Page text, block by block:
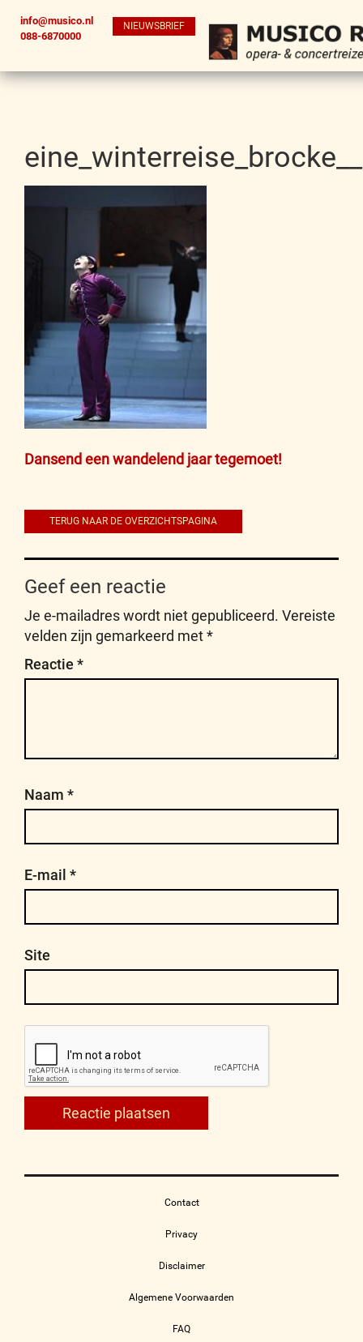
info@musico.nl
088-6870000
NIEUWSBRIEF
Bericht
Dansend een wandelend jaar tegemoet!
TERUG NAAR DE OVERZICHTSPAGINA
Geef een reactie
Je e-mailadres wordt niet gepubliceerd. Vereiste
velden zijn gemarkeerd met*
Reactie *
Naam *
E-mail *
Site
Contact
Privacy
Disclaimer
Algemene Voorwaarden
FAQ